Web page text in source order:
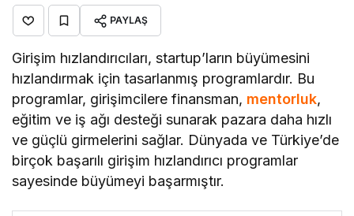
PAYLAŞ
Girişim hızlandırıcıları, startup’ların büyümesini
hızlandırmak için tasarlanmış programlardır. Bu
programlar, girişimcilere finansman, mentorluk,
eğitim ve iş ağı desteği sunarak pazara daha hızlı
ve güçlü girmelerini sağlar. Dünyada ve Türkiye’de
birçok başarılı girişim hızlandırıcı programlar
sayesinde büyümeyi başarmıştır.